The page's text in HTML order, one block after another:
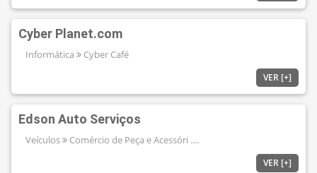
Cyber Planet.com
Informática Cyber Café
VER [+]
Edson Auto Serviços
Veículos Comércio de Peça e Acessóri ....
VER [+]